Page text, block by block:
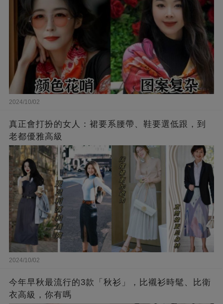
2024/10/02
真正會打扮的女人：裙要系腰帶、鞋要選低跟，到
老都優雅高級
2024/10/02
今年早秋最流行的3款「秋衫」，比襯衫時髦、比衛
衣高級，你有嗎